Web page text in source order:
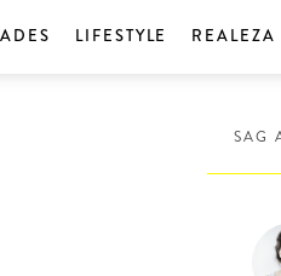
LIFESTYLE REALEZA
SAG